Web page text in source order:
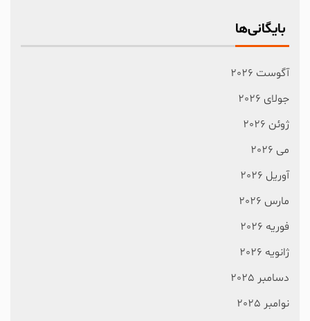
بایگانی‌ها
آگوست 2026
جولای 2026
ژوئن 2026
می 2026
آوریل 2026
مارس 2026
فوریه 2026
ژانویه 2026
دسامبر 2025
نوامبر 2025